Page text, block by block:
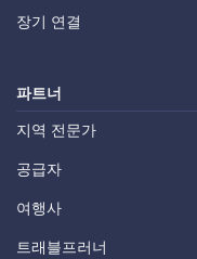
장기 연결
파트너
지역 전문가
공급자
여행사
트래블프러너